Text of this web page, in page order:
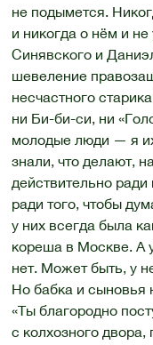
не подымется.
и никогда о нём и
Синявского и
шевеление
несчастного
ни Би-би-си, ни
молодые люди — я
знали, что делают,
действительно
ради того, чтобы
у них всегда была
кореша в Москве. А
нет. Может быть, у
Но бабка и сыновья
«Ты благородно
с колхозного двора,